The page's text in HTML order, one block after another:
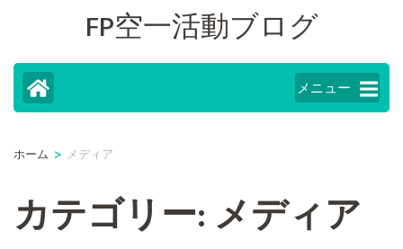
ン
FP空一活動ブログ
メニュー
ホーム > メディア
カテゴリー: メディア